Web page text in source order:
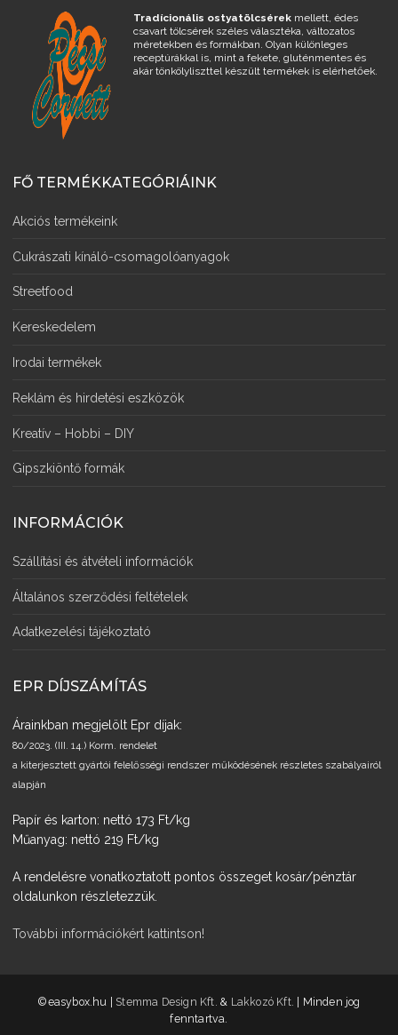
Tradícionális ostyatölcsérekmellett, édes
csavart tölcsérek széles választéka, változatos
méretekben és formákban. Olyan különleges
receptúrákkal is, mint a fekete, gluténmentes és
akár tönkölyliszttel készült termékek is elérhetőek.
FŐ TERMÉKKATEGÓRIÁINK
Akciós termékeink
Cukrászati kínáló-csomagolóanyagok
Streetfood
Kereskedelem
Irodai termékek
Reklám és hirdetési eszközök
Kreatív – Hobbi – DIY
Gipszkiöntő formák
INFORMÁCIÓK
Szállítási és átvételi információk
Általános szerződési feltételek
Adatkezelési tájékoztató
EPR DÍJSZÁMÍTÁS
Árainkban megjelölt Epr díjak:
80/2023. (III. 14.) Korm. rendelet
a kiterjesztett gyártói felelősségi rendszer működésének részletes szabályairól
alapján
Papír és karton: nettó 173 Ft/kg
Műanyag: nettó 219 Ft/kg
A rendelésre vonatkoztatott pontos összeget kosár/pénztár
oldalunkon részletezzük.
További információkért kattintson!
­©easybox.hu | Stemma Design Kft. & Lakkozó Kft. | Minden jog
fenntartva.